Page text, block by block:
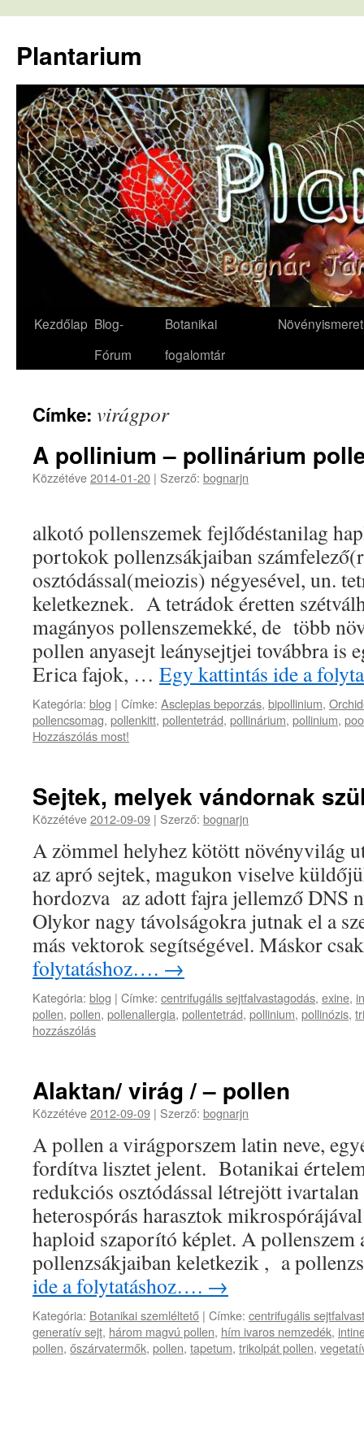
tartalomba
Plantarium
Kezdőlap Blog-
Fórum
Botanikai
fogalomtár
Növényismeret
Címke: virágpor
A pollinium – pollinárium
Közzétéve2014-01-20 | Szerző: bognarjn
alkotó pollenszemek fejlődéstanilag
portokok pollenzsákjaiban
osztódással(meiozis) négyesével, un.
keletkeznek. A tetrádok éretten
magányos pollenszemekké, de több
pollen anyasejt leánysejtjei továbbra is
Erica fajok, … Egy kattintás ide a
Kategória: blog | Címke: Asclepias beporzás, bipollinium,
pollencsomag, pollenkitt, pollentetrád, pollinárium, pollinium,
Hozzászólás most!
Sejtek, melyek vándornak
Közzétéve2012-09-09 | Szerző: bognarjn
A zömmel helyhez kötött növényvilág
az apró sejtek, magukon viselve
hordozva az adott fajra jellemző DNS
Olykor nagy távolságokra jutnak el a
más vektorok segítségével. Máskor
folytatáshoz…. →
Kategória: blog | Címke: centrifugális sejtfalvastagodás, exine,
pollen, pollen, pollenallergia, pollentetrád, pollinium, pollinózis,
hozzászólás
Alaktan/ virág / – pollen
Közzétéve2012-09-09 | Szerző: bognarjn
A pollen a virágporszem latin neve,
fordítva lisztet jelent. Botanikai
redukciós osztódással létrejött
heterospórás harasztok
haploid szaporító képlet. A
pollenzsákjaiban keletkezik , a
ide a folytatáshoz…. →
Kategória: Botanikai szemléltető | Címke: centrifugális
generatív sejt, három magvú pollen, hím ivaros nemzedék,
pollen, őszárvatermők, pollen, tapetum, trikolpát pollen,